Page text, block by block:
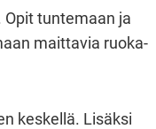
tuntemaan ja
maittavia ruoka-
keskellä. Lisäksi